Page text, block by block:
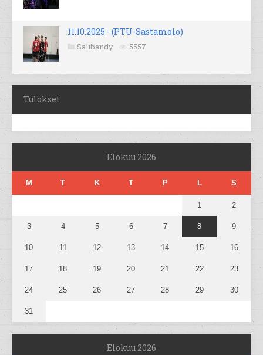
11.10.2025 - (PTU-Sastamolo)
Salibandy 5557
Tulokset
Elokuu 2026
M T K T P L S
1 2
3 4 5 6 7 8 9
10 11 12 13 14 15 16
17 18 19 20 21 22 23
24 25 26 27 28 29 30
31
Elokuu 2026